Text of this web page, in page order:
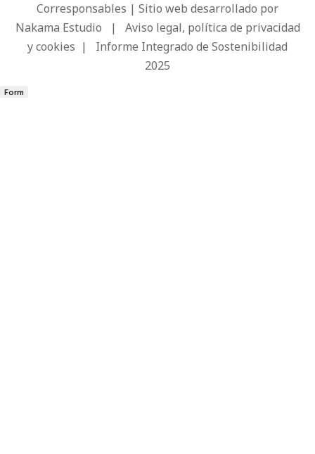
Corresponsables | Sitio web desarrollado por
Nakama Estudio | Aviso legal, política de privacidad
y cookies | Informe Integrado de Sostenibilidad
2025
Form